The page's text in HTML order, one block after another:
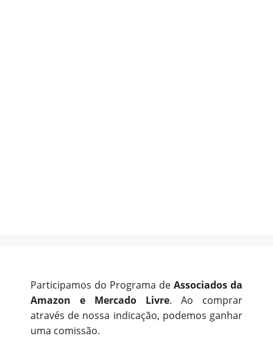
Participamos do Programa de Associados da
Amazon e Mercado Livre. Ao comprar
através de nossa indicação, podemos ganhar
uma comissão.